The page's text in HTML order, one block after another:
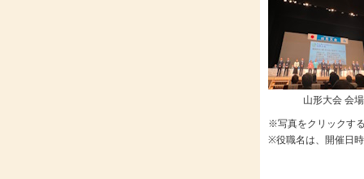
山形大会 会場
※写真をクリックす
※役職名は、開催日